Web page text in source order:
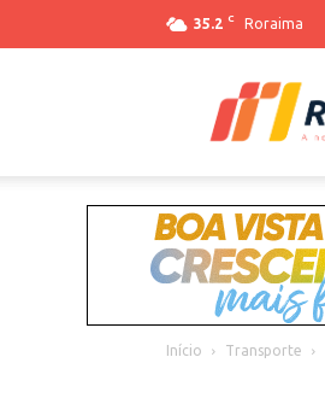
35.2 C Roraima
Início Transporte